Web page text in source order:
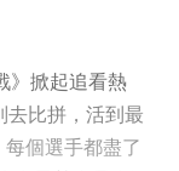
》掀起追看熱
去比拼，活到最
個選手都盡了